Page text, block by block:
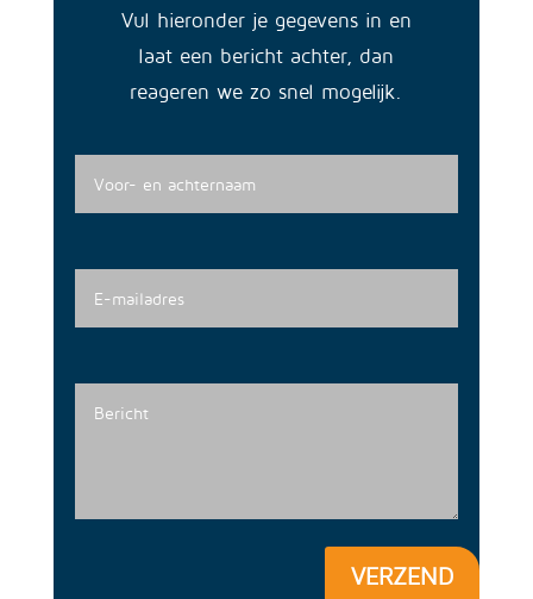
Vul hieronder je gegevens in en
laat een bericht achter, dan
reageren we zo snel mogelijk.
VERZEND